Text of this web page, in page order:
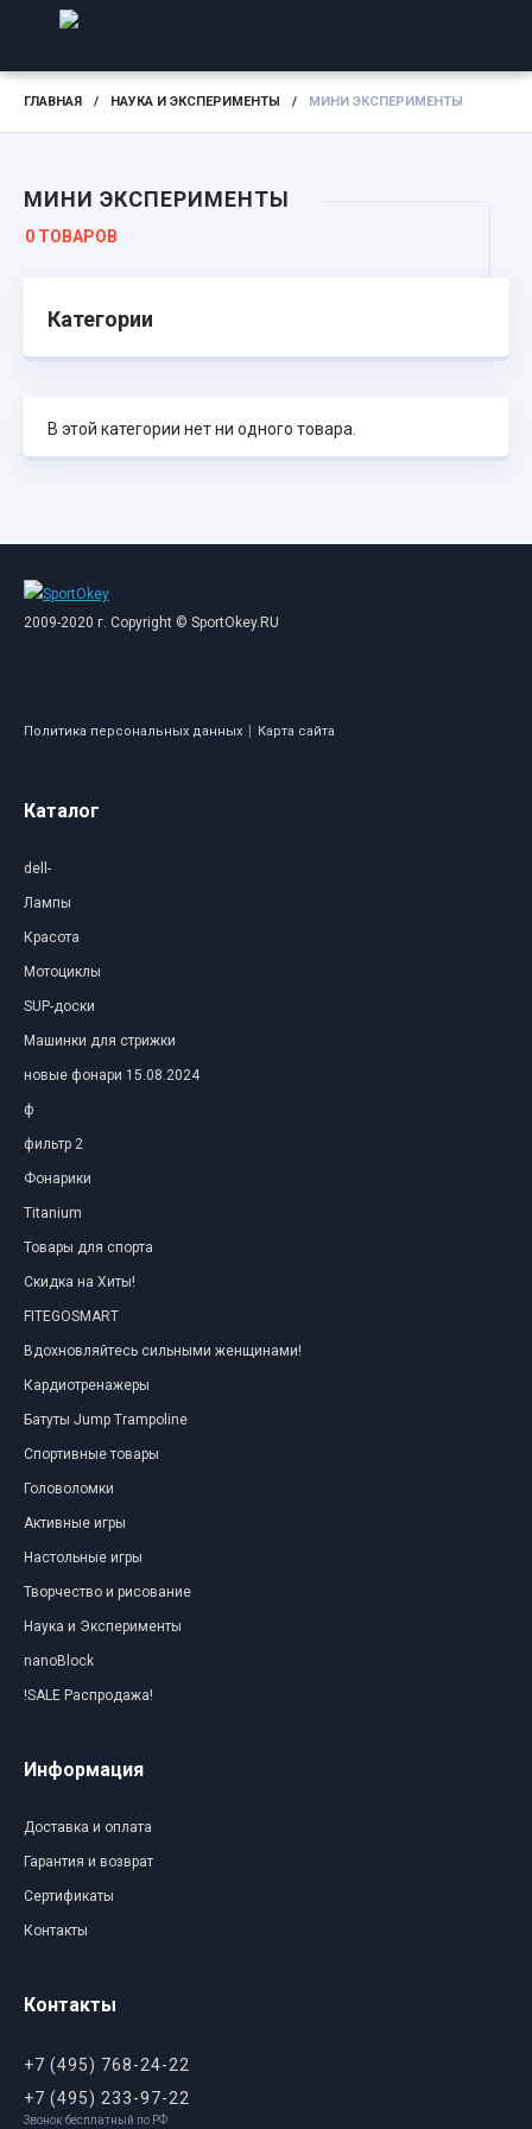
ГЛАВНАЯ / НАУКА И ЭКСПЕРИМЕНТЫ / МИНИ ЭКСПЕРИМЕНТЫ
МИНИ ЭКСПЕРИМЕНТЫ
0 ТОВАРОВ
Категории
В этой категории нет ни одного товара.
2009-2020 г. Copyright © SportOkey.RU
Политика персональных данных Карта сайта
Каталог
dell-
Лампы
Красота
Мотоциклы
SUP-доски
Машинки для стрижки
новые фонари 15.08.2024
ф
фильтр 2
Фонарики
Titanium
Товары для спорта
Скидка на Хиты!
FITEGOSMART
Вдохновляйтесь сильными женщинами!
Кардиотренажеры
Батуты Jump Trampoline
Спортивные товары
Головоломки
Активные игры
Настольные игры
Творчество и рисование
Наука и Эксперименты
nanoBlock
!SALE Распродажа!
Информация
Доставка и оплата
Гарантия и возврат
Сертификаты
Контакты
Контакты
+7 (495) 768-24-22
+7 (495) 233-97-22
Звонок бесплатный по РФ